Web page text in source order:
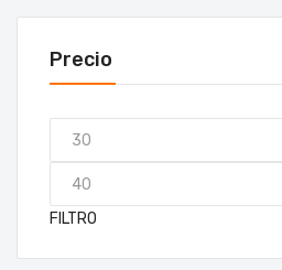
Precio
FILTRO